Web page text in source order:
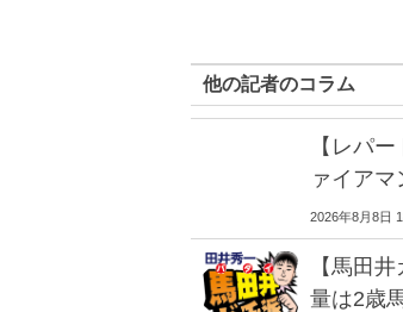
他の記者のコラム
【レパ
ァイア
2026年8月8日
【馬田
量は2歳